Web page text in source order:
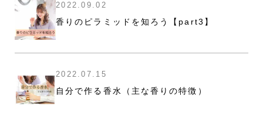
2022.09.02
香りのピラミッドを知ろう【part3】
2022.07.15
自分で作る香水（主な香りの特徴）